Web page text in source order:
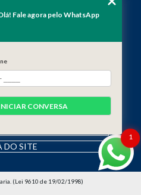
7979
HOME
SOMOS
DO SITE
(Lei 9610 de 19/02/1998)
1
Fale agora pelo WhatsApp
CONVERSA